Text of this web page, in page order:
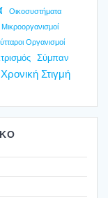
Οικοσυστήματα
Οργανισμοί
Σύμπαν
Χρονική Στιγμή